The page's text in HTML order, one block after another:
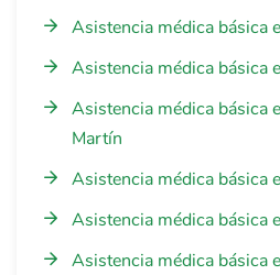
Asistencia médica básica
Asistencia médica básica
Asistencia médica básica
Martín
Asistencia médica básica
Asistencia médica básica
Asistencia médica básica